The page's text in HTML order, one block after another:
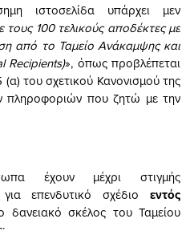
ιστοσελίδα υπάρχει μεν
τους 100 τελικούς αποδέκτες με
από το Ταμείο Ανάκαμψης και
Recipients)», όπως προβλέπεται
του σχετικού Κανονισμού της
πληροφοριών που ζητώ με την
έχουν μέχρι στιγμής
για επενδυτικό σχέδιοεντός
δανειακό σκέλος του Ταμείου